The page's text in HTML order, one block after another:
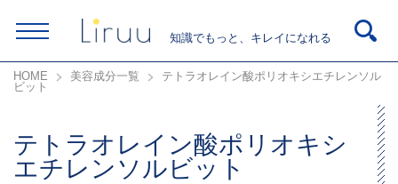
知識でもっと、キレイになれる
HOME 美容成分一覧
テトラオレイン酸ポリオキシエチレンソル
ビット
テトラオレイン酸ポリオキシ
エチレンソルビット